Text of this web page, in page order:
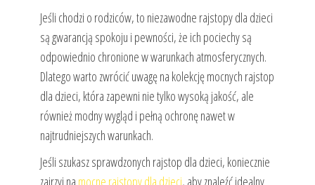
Jeśli chodzi o rodziców, to niezawodne rajstopy dla dzieci
są gwarancją spokoju i pewności, że ich pociechy są
odpowiednio chronione w warunkach atmosferycznych.
Dlatego warto zwrócić uwagę na kolekcję mocnych rajstop
dla dzieci, która zapewni nie tylko wysoką jakość, ale
również modny wygląd i pełną ochronę nawet w
najtrudniejszych warunkach.
Jeśli szukasz sprawdzonych rajstop dla dzieci, koniecznie
zajrzyj na mocne rajstopy dla dzieci, aby znaleźć idealny